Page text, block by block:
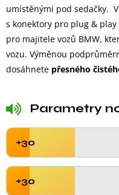
umístěnými pod sedačky.
s konektory pro plug &
pro majitele vozů BMW,
vozu. Výměnou
dosáhnete přesného
Parametry
+30
+30